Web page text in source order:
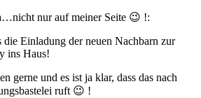
nur auf meiner Seite 😉 !:
Einladung der neuen Nachbarn zur
ins Haus!
gerne und es ist ja klar, dass das nach
ruft 😉 !